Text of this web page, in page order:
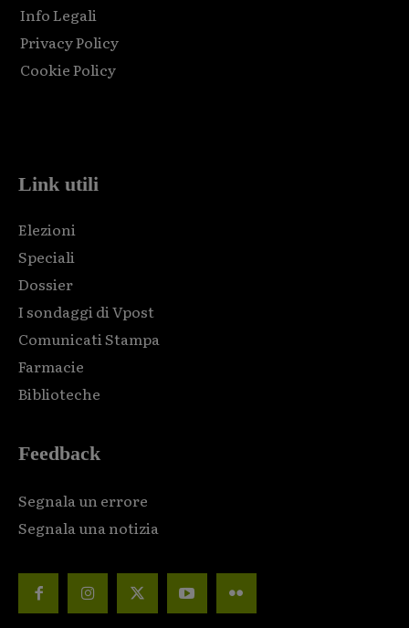
Info Legali
Privacy Policy
Cookie Policy
Link utili
Elezioni
Speciali
Dossier
I sondaggi di Vpost
Comunicati Stampa
Farmacie
Biblioteche
Feedback
Segnala un errore
Segnala una notizia